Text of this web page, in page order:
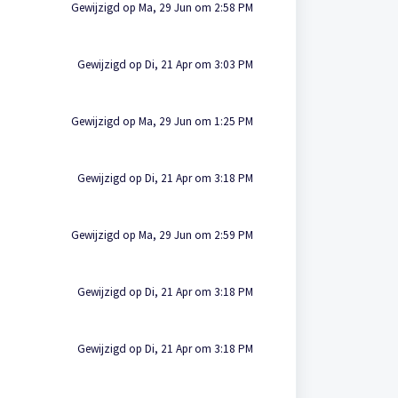
Gewijzigd op Ma, 29 Jun om 2:58 PM
Gewijzigd op Di, 21 Apr om 3:03 PM
Gewijzigd op Ma, 29 Jun om 1:25 PM
Gewijzigd op Di, 21 Apr om 3:18 PM
Gewijzigd op Ma, 29 Jun om 2:59 PM
Gewijzigd op Di, 21 Apr om 3:18 PM
Gewijzigd op Di, 21 Apr om 3:18 PM